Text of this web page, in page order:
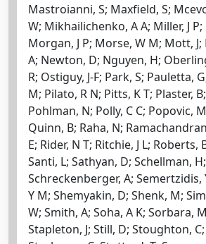
Mastroianni, S; Maxfield, S;
W; Mikhailichenko, A A; Miller, J P;
Morgan, J P; Morse, W M; Mott,
A; Newton, D; Nguyen, H;
R; Ostiguy, J-F; Park, S; Pauletta,
M; Pilato, R N; Pitts, K T; Plaster,
Pohlman, N; Polly, C C; Popovic,
Quinn, B; Raha, N;
E; Rider, N T; Ritchie, J L; Roberts,
Santi, L; Sathyan, D; Schellman,
Schreckenberger, A; Semertzidis,
Y M; Shemyakin, D; Shenk, M;
W; Smith, A; Soha, A K; Sorbara,
Stapleton, J; Still, D; Stoughton,